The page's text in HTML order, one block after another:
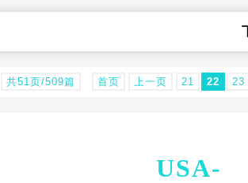
共51页/509篇 首页 上一页 21 22 23
USA-